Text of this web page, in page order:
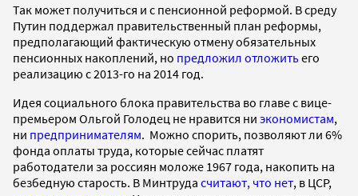
Так может получиться и с пенсионной реформой. В среду
Путин поддержал правительственный план реформы,
предполагающий фактическую отмену обязательных
пенсионных накоплений, но предложил отложитьего
реализацию с 2013-го на 2014 год.
Идея социального блока правительства во главе с вице-
премьером Ольгой Голодец не нравится ни экономистам,
ни предпринимателям. Можно спорить, позволяют ли 6%
фонда оплаты труда, которые сейчас платят
работодатели за россиян моложе 1967 года, накопить на
безбедную старость. В Минтруда считают, что нет, в ЦСР,